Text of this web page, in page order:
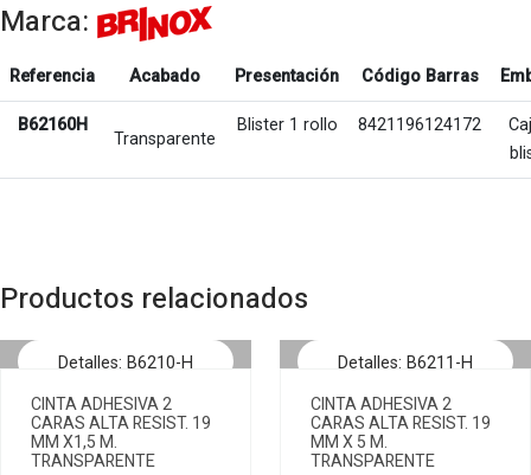
Marca:
Referencia Acabado Presentación Código Barras
B62160H
Transparente
Blister 1 rollo 8421196124172
Productos relacionados
Detalles: B6210-H
CINTA ADHESIVA 2
CARAS ALTA RESIST. 19
MM X1,5 M.
TRANSPARENTE
Detalles: B6211-H
CINTA ADHESIVA 2
CARAS ALTA RESIST. 19
MM X 5 M.
TRANSPARENTE